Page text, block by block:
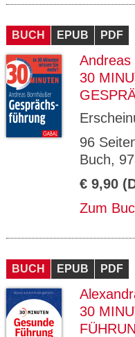
BUCH EPUB PDF
Andreas
30
96
Buch,
€ 9,90
Zum
BUCH EPUB PDF
30